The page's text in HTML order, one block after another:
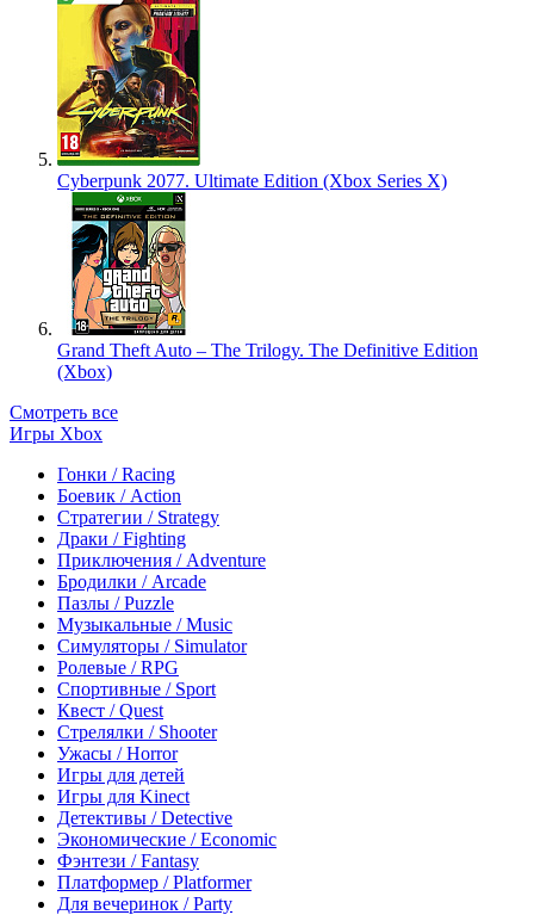
Cyberpunk 2077. Ultimate Edition (Xbox Series X)
Grand Theft Auto – The Trilogy. The Definitive Edition
(Xbox)
Смотреть все
Игры Xbox
Гонки / Racing
Боевик / Action
Стратегии / Strategy
Драки / Fighting
Приключения / Adventure
Бродилки / Arcade
Пазлы / Puzzle
Музыкальные / Music
Симуляторы / Simulator
Ролевые / RPG
Спортивные / Sport
Квест / Quest
Стрелялки / Shooter
Ужасы / Horror
Игры для детей
Игры для Kinect
Детективы / Detective
Экономические / Economic
Фэнтези / Fantasy
Платформер / Platformer
Для вечеринок / Party